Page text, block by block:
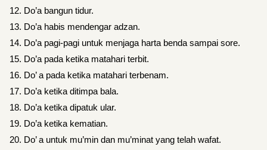
Do’a bangun tidur.
Do’a habis mendengar adzan.
Do’a pagi-pagi untuk menjaga harta benda sampai sore.
Do’a pada ketika matahari terbit.
Do’ a pada ketika matahari terbenam.
Do’a ketika ditimpa bala.
Do’a ketika dipatuk ular.
Do’a ketika kematian.
Do’ a untuk mu’min dan mu’minat yang telah wafat.